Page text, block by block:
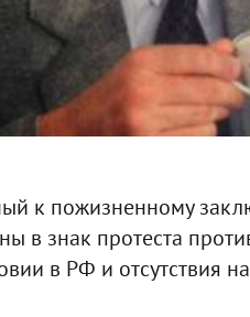
к пожизненному
в знак протеста
в РФ и отсутствия